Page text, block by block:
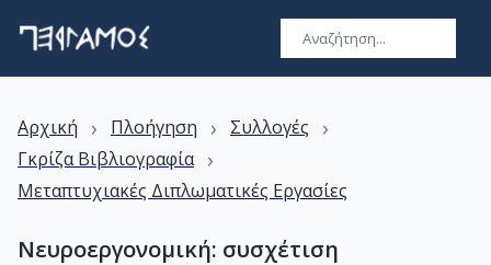
Αρχική › Πλοήγηση › Συλλογές ›
Γκρίζα Βιβλιογραφία ›
Μεταπτυχιακές Διπλωματικές Εργασίες
Νευροεργονομική: συσχέτιση